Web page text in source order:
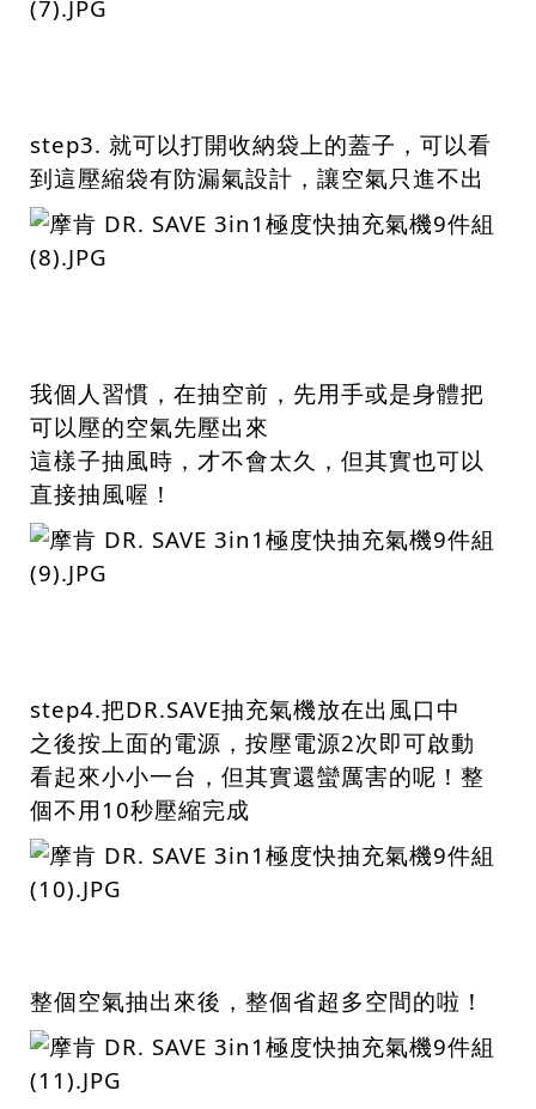
step3. 就可以打開收納袋上的蓋子，可以看
到這壓縮袋有防漏氣設計，讓空氣只進不出
我個人習慣，在抽空前，先用手或是身體把
可以壓的空氣先壓出來
這樣子抽風時，才不會太久，但其實也可以
直接抽風喔！
step4.把DR.SAVE抽充氣機放在出風口中
之後按上面的電源，按壓電源2次即可啟動
看起來小小一台，但其實還蠻厲害的呢！整
個不用10秒壓縮完成
整個空氣抽出來後，整個省超多空間的啦！